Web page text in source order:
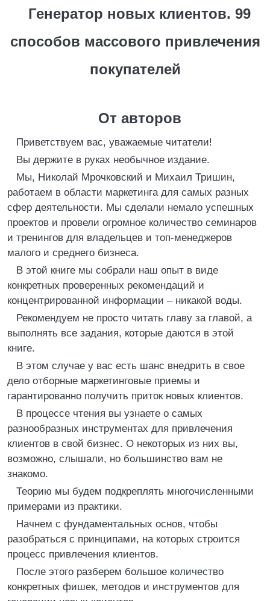
Генератор новых клиентов. 99
способов массового привлечения
покупателей
От авторов
Приветствуем вас, уважаемые читатели!
Вы держите в руках необычное издание.
Мы, Николай Мрочковский и Михаил Тришин,
работаем в области маркетинга для самых разных
сфер деятельности. Мы сделали немало успешных
проектов и провели огромное количество семинаров
и тренингов для владельцев и топ-менеджеров
малого и среднего бизнеса.
В этой книге мы собрали наш опыт в виде
конкретных проверенных рекомендаций и
концентрированной информации – никакой воды.
Рекомендуем не просто читать главу за главой, а
выполнять все задания, которые даются в этой
книге.
В этом случае у вас есть шанс внедрить в свое
дело отборные маркетинговые приемы и
гарантированно получить приток новых клиентов.
В процессе чтения вы узнаете о самых
разнообразных инструментах для привлечения
клиентов в свой бизнес. О некоторых из них вы,
возможно, слышали, но большинство вам не
знакомо.
Теорию мы будем подкреплять многочисленными
примерами из практики.
Начнем с фундаментальных основ, чтобы
разобраться с принципами, на которых строится
процесс привлечения клиентов.
После этого разберем большое количество
конкретных фишек, методов и инструментов для